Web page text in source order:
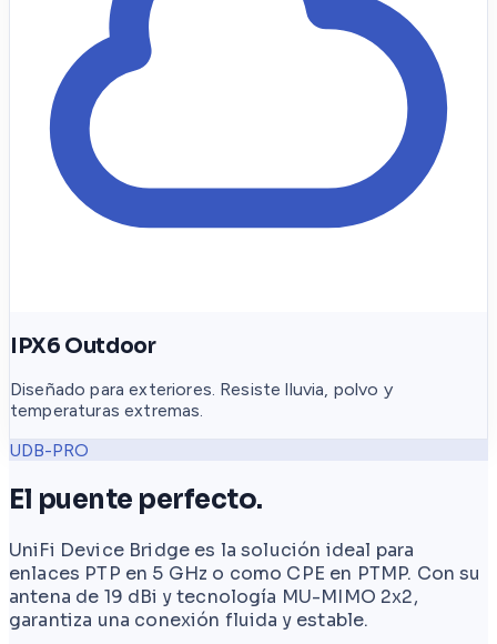
IPX6 Outdoor
Diseñado para exteriores. Resiste lluvia, polvo y
temperaturas extremas.
UDB-PRO
El puente perfecto.
UniFi Device Bridge es la solución ideal para
enlaces PTP en 5 GHz o como CPE en PTMP. Con su
antena de 19 dBi y tecnología MU-MIMO 2x2,
garantiza una conexión fluida y estable.